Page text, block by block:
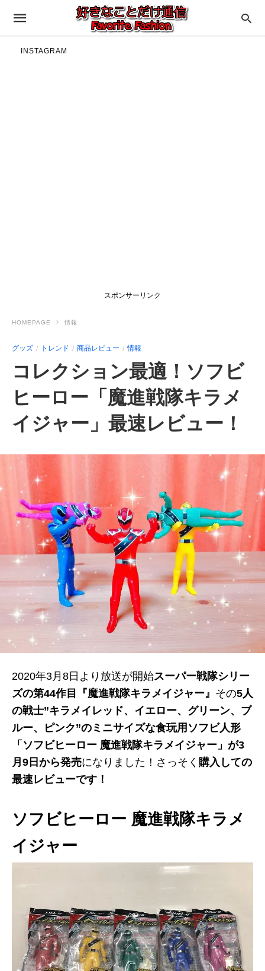
INSTAGRAM
スポンサーリンク
HOMEPAGE 情報
グッズ トレンド 商品レビュー 情報
コレクション最適！ソフビ
ヒーロー「魔進戦隊キラメ
イジャー」最速レビュー！
2020年3月8日より放送が開始スーパー戦隊シリー
ズの第44作目『魔進戦隊キラメイジャー』 その5人
の戦士”キラメイレッド、イエロー、グリーン、ブ
ルー、ピンク”のミニサイズな食玩用ソフビ人形
「ソフビヒーロー 魔進戦隊キラメイジャー」が3
月9日から発売になりました！ さっそく 購入しての
最速レビューです！
ソフビヒーロー 魔進戦隊キラメ
イジャー